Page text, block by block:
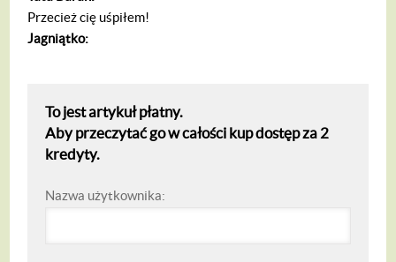
Przecież cię uśpiłem!
Jagniątko:
To jest artykuł płatny.
Aby przeczytać go w całości kup dostęp za 2
kredyty.
Nazwa użytkownika: